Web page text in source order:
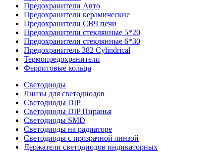
Предохранители Авто
Предохранители керамические
Предохранители СВЧ печи
Предохранители стеклянные 5*20
Предохранители стеклянные 6*30
Предохранитель 382 Cylindrical
Термопредохранители
Ферритовые кольца
Светодиоды
Линзы для светодиодов
Светодиоды DIP
Светодиоды DIP Пиранья
Светодиоды SMD
Светодиоды на радиаторе
Светодиоды с прозрачной линзой
Держатели светодиодов индикаторных